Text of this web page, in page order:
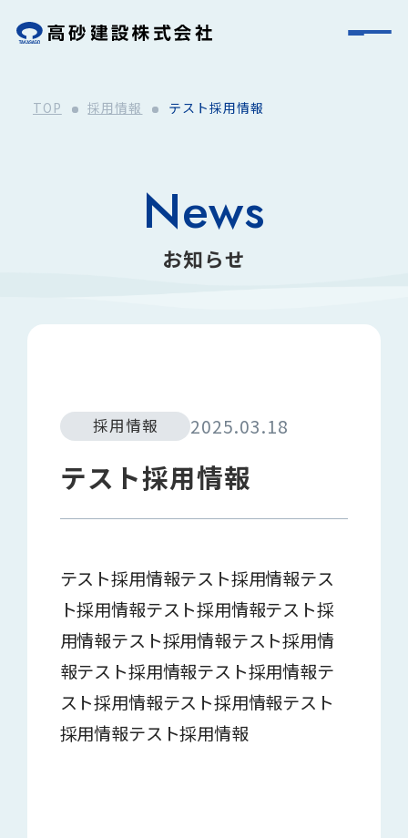
TOP 採用情報 テスト採用情報
News
お知らせ
採用情報 2025.03.18
テスト採用情報
テスト採用情報テスト採用情報テス
ト採用情報テスト採用情報テスト採
用情報テスト採用情報テスト採用情
報テスト採用情報テスト採用情報テ
スト採用情報テスト採用情報テスト
採用情報テスト採用情報